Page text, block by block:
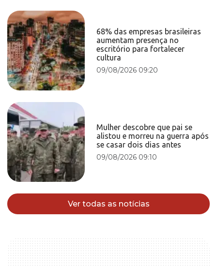
68% das empresas brasileiras
aumentam presença no
escritório para fortalecer
cultura
09/08/2026 09:20
Mulher descobre que pai se
alistou e morreu na guerra após
se casar dois dias antes
09/08/2026 09:10
Ver todas as notícias